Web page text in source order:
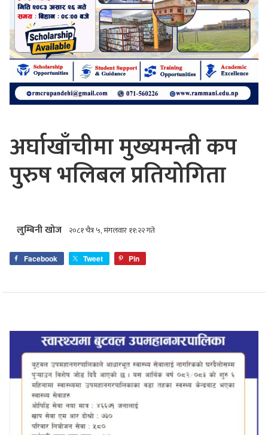
अर्घाखाँचीमा मुख्यमन्त्री कप
पुरुष भलिबल प्रतियोगिता
लुम्बिनी खोज २०८१ चैत्र ५, मंगलवार ११:२२ गते
Facebook Tweet Pin